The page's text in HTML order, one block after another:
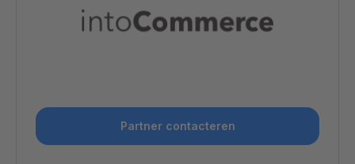
Partner contacteren